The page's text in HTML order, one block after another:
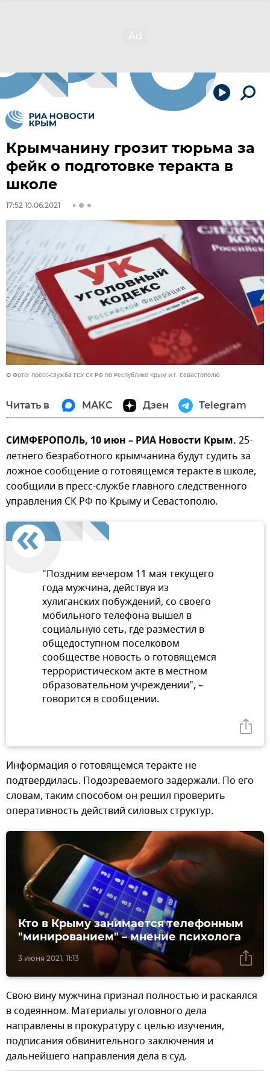
Крымчанину грозит тюрьма за
фейк о подготовке теракта в
школе
17:52 10.06.2021
© Фото: пресс-служба ГСУ СК РФ по Республике Крым и г. Севастополю
Читать в МАКС Дзен Telegram
СИМФЕРОПОЛЬ, 10 июн – РИА Новости Крым. 25-
летнего безработного крымчанина будут судить за
ложное сообщение о готовящемся теракте в школе,
сообщили в пресс-службе главного следственного
управления СК РФ по Крыму и Севастополю.
"Поздним вечером 11 мая текущего
года мужчина, действуя из
хулиганских побуждений, со своего
мобильного телефона вышел в
социальную сеть, где разместил в
общедоступном поселковом
сообществе новость о готовящемся
террористическом акте в местном
образовательном учреждении", –
говорится в сообщении.
Информация о готовящемся теракте не
подтвердилась. Подозреваемого задержали. По его
словам, таким способом он решил проверить
оперативность действий силовых структур.
3 июня 2021, 11:13
Кто в Крыму занимается телефонным
"минированием" – мнение психолога
Свою вину мужчина признал полностью и раскаялся
в содеянном. Материалы уголовного дела
направлены в прокуратуру с целью изучения,
подписания обвинительного заключения и
дальнейшего направления дела в суд.